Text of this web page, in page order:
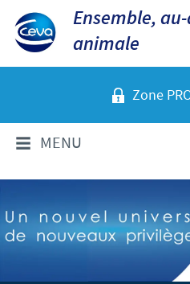
Ensemble,
animale
Zone
MENU
QUI SOMMES-
Aperçu de la société
PRODUITS